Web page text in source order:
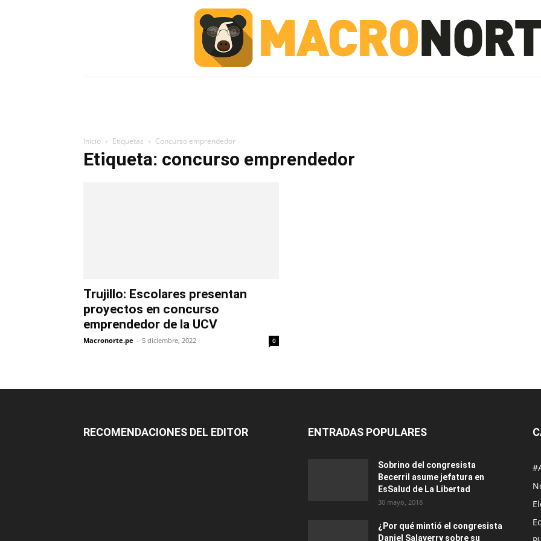
Inicio Etiquetas Concurso emprendedor
Etiqueta: concurso emprendedor
Trujillo: Escolares presentan
proyectos en concurso
emprendedor de la UCV
Macronorte.pe - 5 diciembre, 2022 0
RECOMENDACIONES DEL EDITOR ENTRADAS POPULARES
Sobrino del congresista
Becerril asume jefatura en
EsSalud de La Libertad
30 mayo, 2018
¿Por qué mintió el congresista
Daniel Salaverry sobre su